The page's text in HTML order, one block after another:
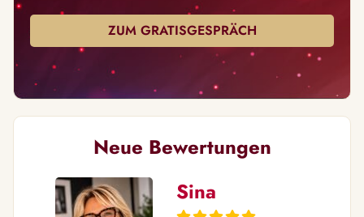
ZUM GRATISGESPRÄCH
Neue Bewertungen
Sina